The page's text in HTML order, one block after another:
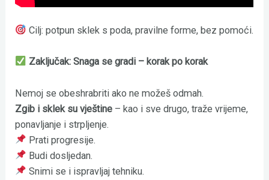
Cilj: potpun sklek s poda, pravilne forme, bez pomoći.
Zaključak: Snaga se gradi – korak po korak
Nemoj se obeshrabriti ako ne možeš odmah.
Zgib i sklek su vještine – kao i sve drugo, traže vrijeme,
ponavljanje i strpljenje.
Prati progresije.
Budi dosljedan.
Snimi se i ispravljaj tehniku.